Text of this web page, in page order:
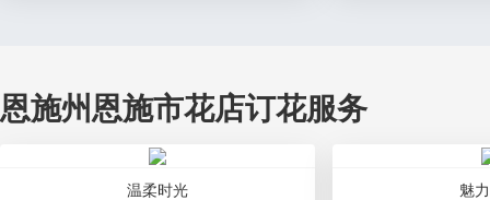
恩施州恩施市花店订花服务
温柔时光
魅